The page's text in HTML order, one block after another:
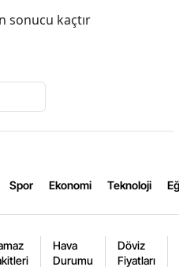
sonucu kaçtır
Spor Ekonomi Teknoloji
Hava
Durumu
Döviz
Fiyatları